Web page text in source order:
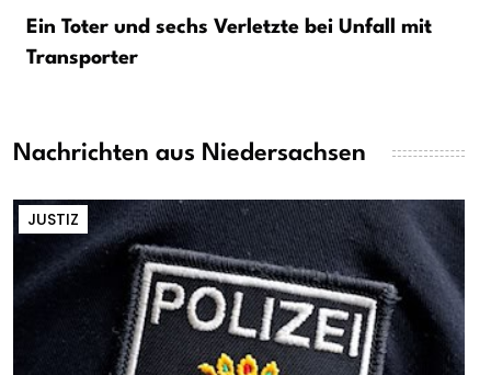
Ein Toter und sechs Verletzte bei Unfall mit
Transporter
Nachrichten aus Niedersachsen
JUSTIZ